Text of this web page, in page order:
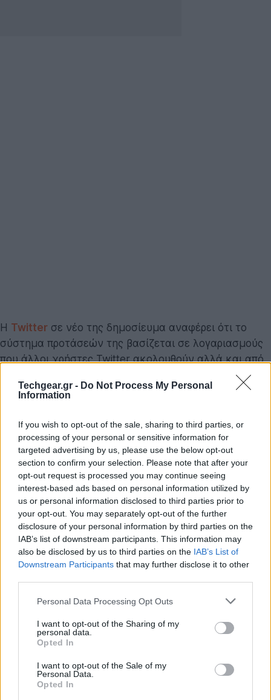
Techgear.gr - Do Not Process My Personal
Information
If you wish to opt-out of the sale, sharing to third parties, or
processing of your personal or sensitive information for
targeted advertising by us, please use the below opt-out
section to confirm your selection. Please note that after your
opt-out request is processed you may continue seeing
interest-based ads based on personal information utilized by
us or personal information disclosed to third parties prior to
your opt-out. You may separately opt-out of the further
disclosure of your personal information by third parties on the
IAB’s list of downstream participants. This information may
also be disclosed by us to third parties on the IAB’s List of
Downstream Participants that may further disclose it to other
Please note that this website/app uses one or more Google
not limited to your visit or usage behaviour. You may click to
grant or deny consent to Google and its third-party tags to
use your data for below specified purposes in below Google
consent section.
Personal Data Processing Opt Outs
I want to opt-out of the Sharing of my
personal data.
Opted In
I want to opt-out of the Sale of my
Personal Data.
Opted In
Η Twitter σε νέο της δημοσίευμα αναφέρει ότι το
σύστημα προτάσεών της βασίζεται σε λογαριασμούς
που άλλοι χρήστες Twitter ακολουθούν αλλά και από
οικοσυστήματος του Twitter. Όταν δηλαδή πατάτε
αυτό καταγράφεται από το Twitter. Η δήλωση αυτή
προκάλεσε μεγάλες αντιδράσεις αφού η εταιρεία
ουσιαστικά παραδέχτηκε ότι παρακολουθεί τις
κινήσεις των χρηστών στο Διαδίκτυο.
Μέχρι στιγμής γνωρίζουμε ότι η καταγραφή αυτή
συμβάλει μόνο στο να γίνονται καλύτερες προτάσεις
για τους λογαριασμούς που μπορείτε να